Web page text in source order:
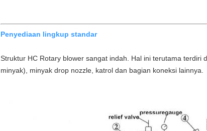
Penyediaan lingkup standar
Struktur HC Rotary blower sangat indah. Hal ini terutama
minyak), minyak drop nozzle, katrol dan bagian koneksi lainnya.